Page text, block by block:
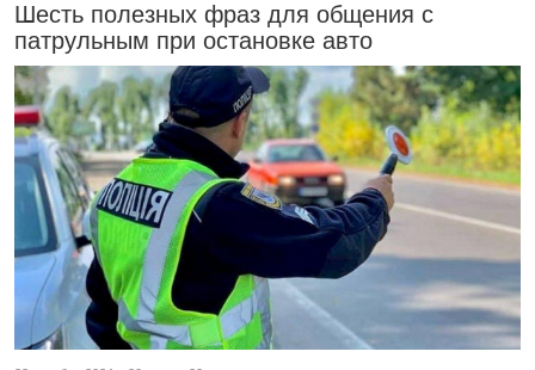
Шесть полезных фраз для общения с
патрульным при остановке авто